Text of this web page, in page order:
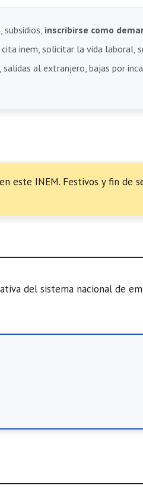
subsidios, inscribirse como
inem, solicitar la vida laboral,
al extranjero, bajas por
este INEM. Festivos y fin de
del sistema nacional de